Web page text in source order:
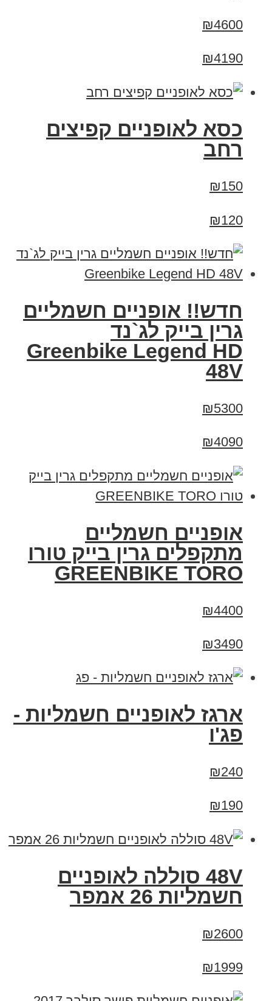
₪4600
₪4190
כסא לאופניים קפיצים
רחב
₪150
₪120
חדש!! אופניים חשמליים
גרין בייק לג`נד
Greenbike Legend HD
48V
₪5300
₪4090
אופניים חשמליים
מתקפלים גרין בייק טורו
GREENBIKE TORO
₪4400
₪3490
ארגז לאופניים חשמליות -
פג'ו
₪240
₪190
48V סוללה לאופניים
חשמליות 26 אמפר
₪2600
₪1999